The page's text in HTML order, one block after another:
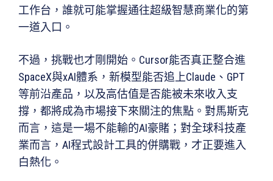
工作台，誰就可能掌握通往超級智慧商業化的第
一道入口。
不過，挑戰也才剛開始。Cursor能否真正整合進
SpaceX與xAI體系，新模型能否追上Claude、GPT
等前沿產品，以及高估值是否能被未來收入支
撐，都將成為市場接下來關注的焦點。對馬斯克
而言，這是一場不能輸的AI豪賭；對全球科技產
業而言，AI程式設計工具的併購戰，才正要進入
白熱化。